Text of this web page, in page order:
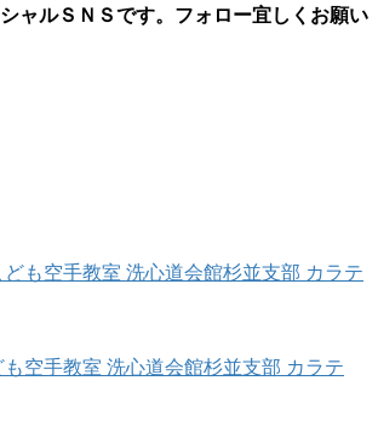
ャルＳＮＳです。フォロー宜しくお願い
も空手教室 洗心道会館杉並支部 カラテ
空手教室 洗心道会館杉並支部 カラテ